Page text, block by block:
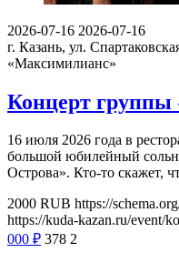
2026-07-16 2026-07-16
г. Казань, ул.
«Максимилианс»
Концерт группы
16 июля 2026 года в
большой юбилейный
Острова». Кто-то скажет,
2000 RUB https://
https://kuda-kazan.ru/event/
000 ₽ 378 2